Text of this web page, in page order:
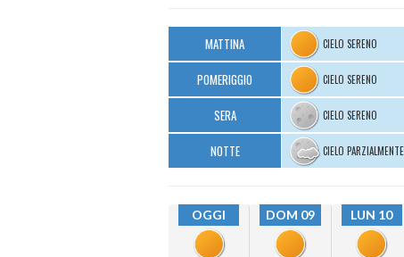
MATTINA CIELO SERENO
POMERIGGIO CIELO SERENO
SERA CIELO SERENO
NOTTE CIELO
OGGI DOM 09 LUN 10